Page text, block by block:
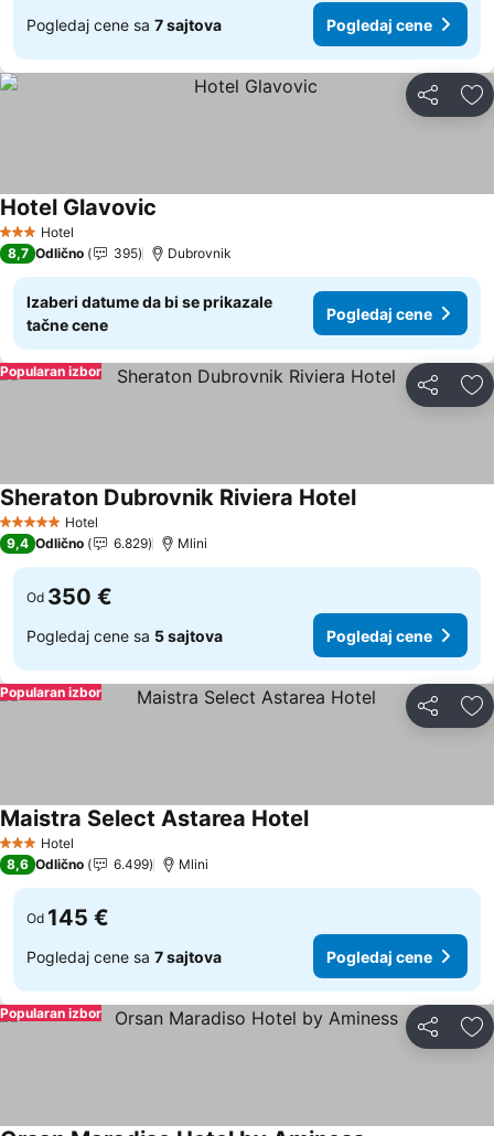
Pogledaj cene sa 7 sajtova Pogledaj cene
Deli
3 Zvezdice
Hotel
Hotel Glavovic
8,7 Odlično 395 Dubrovnik
Izaberi datume da bi se prikazale
tačne cene
Pogledaj cene
Deli
Popularan izbor
5 ZvezdiceHotel
Sheraton Dubrovnik Riviera Hotel
9,4 Odlično 6.829 Mlini
Od 350 €
Pogledaj cene sa 5 sajtova Pogledaj cene
Deli
Popularan izbor
3 Zvezdice
Hotel
Maistra Select Astarea Hotel
8,6 Odlično 6.499 Mlini
Od 145 €
Pogledaj cene sa 7 sajtova Pogledaj cene
Deli
Popularan izbor